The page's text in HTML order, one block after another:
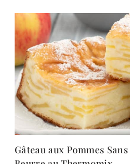
Gâteau aux Pommes